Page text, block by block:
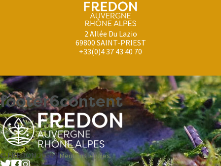
2 Allée Du Lazio
69800 SAINT-PRIEST
+33(0)4 37 43 40 70
footer6content
© FREDON 2019 -Mentions légales